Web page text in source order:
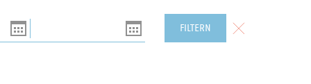
Bis
FILTERN
Formular